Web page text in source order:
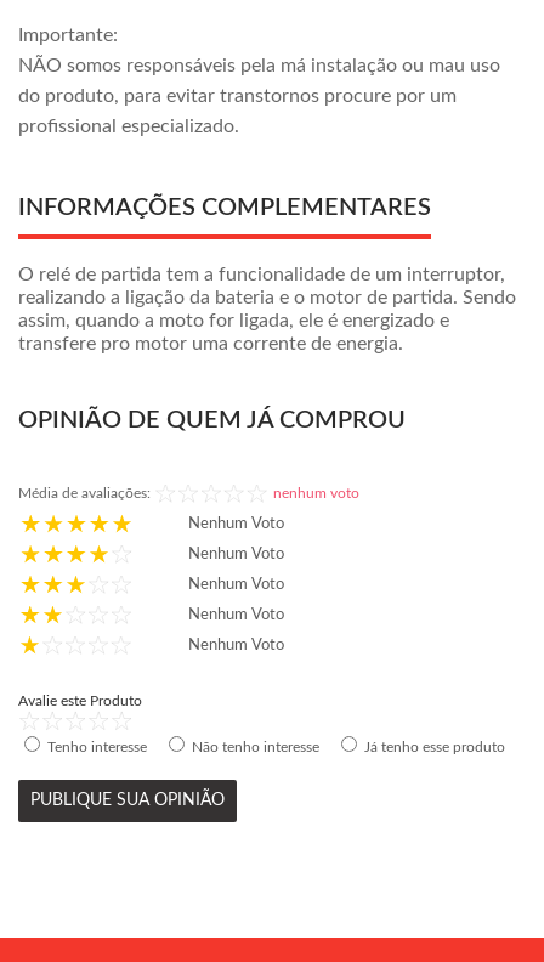
Importante:
NÃO somos responsáveis pela má instalação ou mau uso
do produto, para evitar transtornos procure por um
profissional especializado.
INFORMAÇÕES COMPLEMENTARES
O relé de partida tem a funcionalidade de um interruptor,
realizando a ligação da bateria e o motor de partida. Sendo
assim, quando a moto for ligada, ele é energizado e
transfere pro motor uma corrente de energia.
OPINIÃO DE QUEM JÁ COMPROU
Média de avaliações: nenhum voto
Nenhum Voto
Nenhum Voto
Nenhum Voto
Nenhum Voto
Nenhum Voto
Avalie este Produto
Tenho interesse Não tenho interesse Já tenho esse produto
PUBLIQUE SUA OPINIÃO